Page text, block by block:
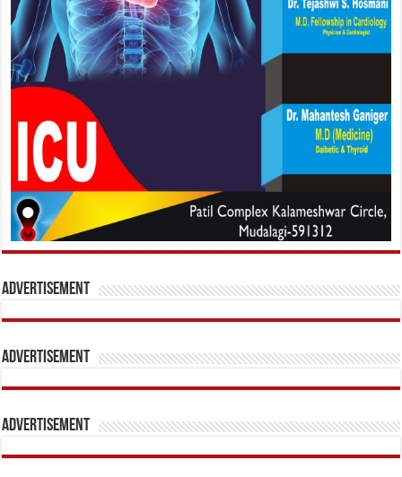
Advertisement
Advertisement
Advertisement